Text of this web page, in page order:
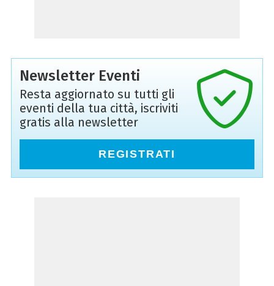
Newsletter Eventi
Resta aggiornato su tutti gli
eventi della tua città, iscriviti
gratis alla newsletter
REGISTRATI